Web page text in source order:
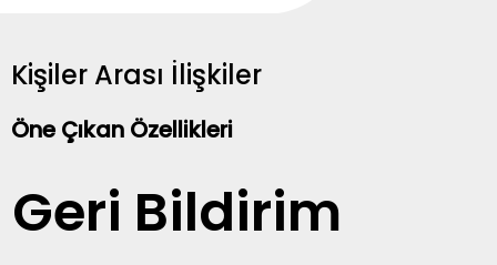
Kişiler Arası İlişkiler
Öne Çıkan Özellikleri
Geri Bildirim